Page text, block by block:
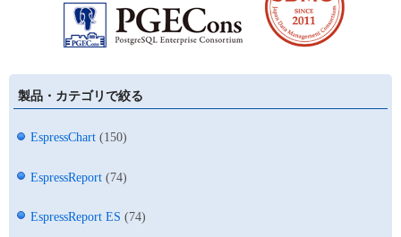
製品・カテゴリで絞る
EspressChart (150)
EspressReport (74)
EspressReport ES (74)